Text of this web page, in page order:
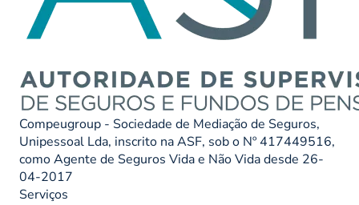
Compeugroup - Sociedade de Mediação de Seguros,
Unipessoal Lda, inscrito na ASF, sob o Nº 417449516,
como Agente de Seguros Vida e Não Vida desde 26-
04-2017
Serviços